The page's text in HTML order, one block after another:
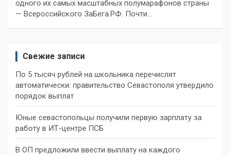
одного их самых масштабных полумарафонов страны
— Всероссийского ЗаБега.РФ. Почти…
Свежие записи
По 5 тысяч рублей на школьника перечислят
автоматически: правительство Севастополя утвердило
порядок выплат
Юные севастопольцы получили первую зарплату за
работу в ИТ-центре ПСБ
В ОП предложили ввести выплату на каждого